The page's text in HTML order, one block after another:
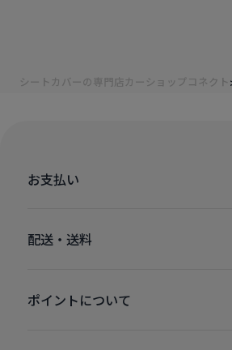
シートカバーの専門店カーショップコネクト
お支払い
配送・送料
ポイントについて